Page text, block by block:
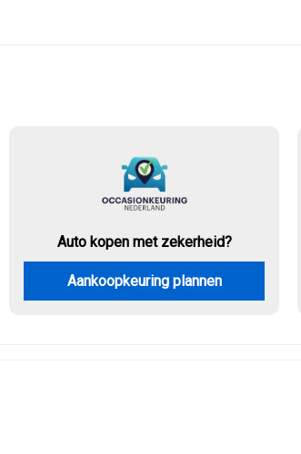
Auto kopen met zekerheid?
Aankoopkeuring plannen